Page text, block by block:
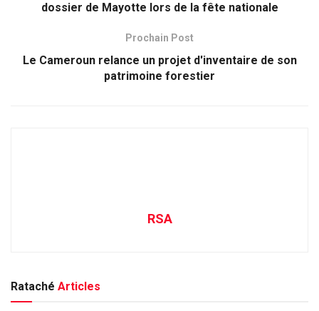
dossier de Mayotte lors de la fête nationale
Prochain Post
Le Cameroun relance un projet d'inventaire de son
patrimoine forestier
RSA
Rataché Articles